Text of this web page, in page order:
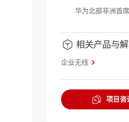
华为北部非洲首
相关产品与
企业无线
项目咨